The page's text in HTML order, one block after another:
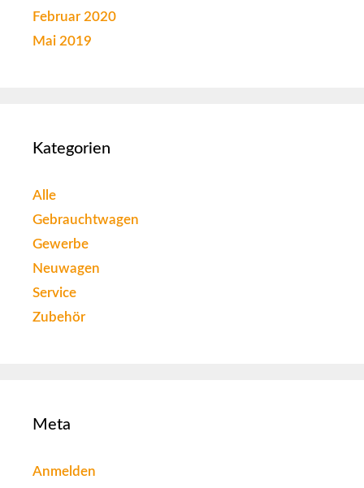
Februar 2020
Mai 2019
Kategorien
Alle
Gebrauchtwagen
Gewerbe
Neuwagen
Service
Zubehör
Meta
Anmelden